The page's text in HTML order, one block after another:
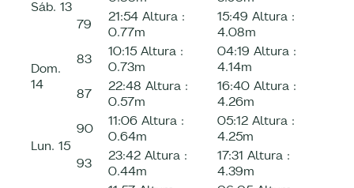
Sáb. 13
79
21:54 Altura :
0.77m
15:49 Altura :
4.08m
Dom.
14
83 10:15 Altura :
0.73m
04:19 Altura :
4.14m
87
22:48 Altura :
0.57m
16:40 Altura :
4.26m
Lun. 15
90 11:06 Altura :
0.64m
05:12 Altura :
4.25m
93
23:42 Altura :
0.44m
17:31 Altura :
4.39m